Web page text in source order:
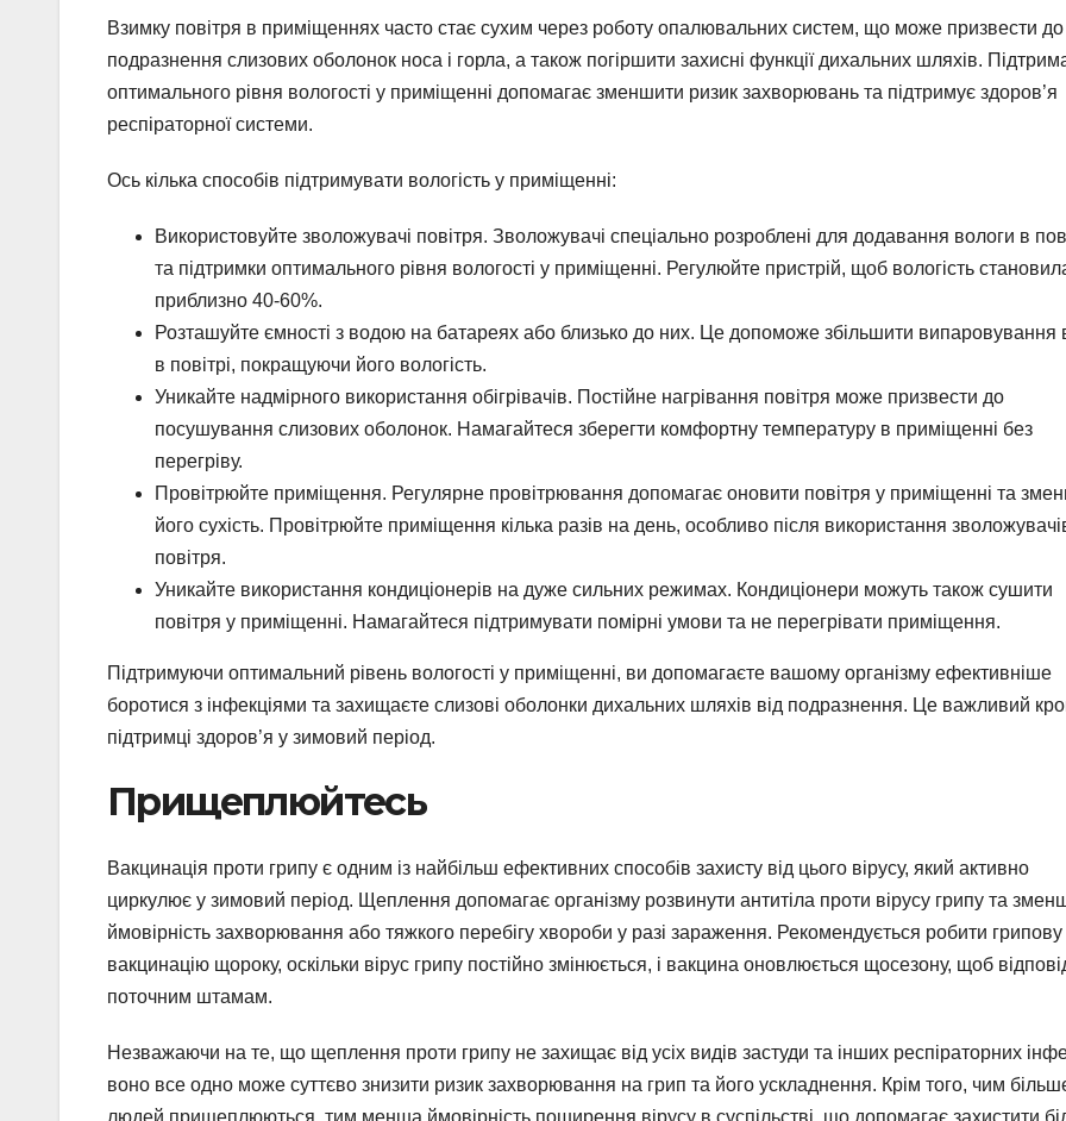
Взимку повітря в приміщеннях часто стає сухим через роботу опалювальних систем, що може призвести до
подразнення слизових оболонок носа і горла, а також погіршити захисні функції дихальних шляхів.
оптимального рівня вологості у приміщенні допомагає зменшити ризик захворювань та підтримує здоров’я
респіраторної системи.
Ось кілька способів підтримувати вологість у приміщенні:
Використовуйте зволожувачі повітря. Зволожувачі спеціально розроблені для додавання вологи в
та підтримки оптимального рівня вологості у приміщенні. Регулюйте пристрій, щоб вологість
приблизно 40-60%.
Розташуйте ємності з водою на батареях або близько до них. Це допоможе збільшити випаровування
в повітрі, покращуючи його вологість.
Уникайте надмірного використання обігрівачів. Постійне нагрівання повітря може призвести до
посушування слизових оболонок. Намагайтеся зберегти комфортну температуру в приміщенні без
перегріву.
Провітрюйте приміщення. Регулярне провітрювання допомагає оновити повітря у приміщенні та
його сухість. Провітрюйте приміщення кілька разів на день, особливо після використання
повітря.
Уникайте використання кондиціонерів на дуже сильних режимах. Кондиціонери можуть також сушити
повітря у приміщенні. Намагайтеся підтримувати помірні умови та не перегрівати приміщення.
Підтримуючи оптимальний рівень вологості у приміщенні, ви допомагаєте вашому організму ефективніше
боротися з інфекціями та захищаєте слизові оболонки дихальних шляхів від подразнення. Це важливий
підтримці здоров’я у зимовий період.
Прищеплюйтесь
Вакцинація проти грипу є одним із найбільш ефективних способів захисту від цього вірусу, який активно
циркулює у зимовий період. Щеплення допомагає організму розвинути антитіла проти вірусу грипу та
ймовірність захворювання або тяжкого перебігу хвороби у разі зараження. Рекомендується робити грипову
вакцинацію щороку, оскільки вірус грипу постійно змінюється, і вакцина оновлюється щосезону, щоб
поточним штамам.
Незважаючи на те, що щеплення проти грипу не захищає від усіх видів застуди та інших респіраторних
воно все одно може суттєво знизити ризик захворювання на грип та його ускладнення. Крім того, чим